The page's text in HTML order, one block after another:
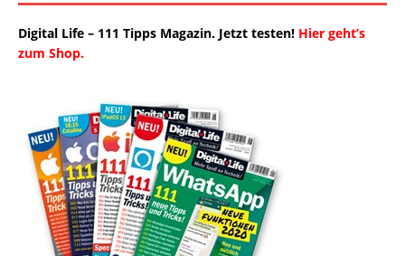
Digital Life – 111 Tipps Magazin. Jetzt testen! Hier geht’s
zum Shop.